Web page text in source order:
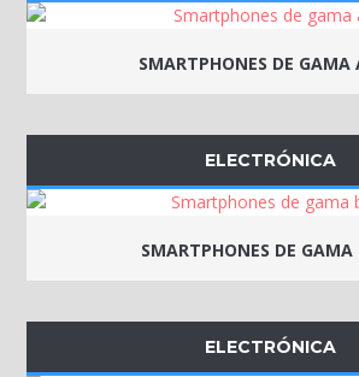
SMARTPHONES DE GAMA
ELECTRÓNICA
SMARTPHONES DE GAMA
ELECTRÓNICA